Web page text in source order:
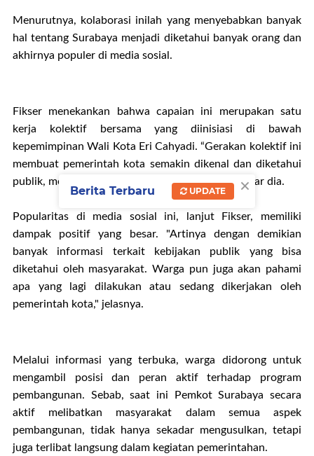
Menurutnya, kolaborasi inilah yang menyebabkan banyak
hal tentang Surabaya menjadi diketahui banyak orang dan
akhirnya populer di media sosial.
Fikser menekankan bahwa capaian ini merupakan satu
kerja kolektif bersama yang diinisiasi di bawah
kepemimpinan Wali Kota Eri Cahyadi. “Gerakan kolektif ini
membuat pemerintah kota semakin dikenal dan diketahui
publik, menjadikannya populer di media sosial,” ujar dia.
Popularitas di media sosial ini, lanjut Fikser, memiliki
dampak positif yang besar. "Artinya dengan demikian
banyak informasi terkait kebijakan publik yang bisa
diketahui oleh masyarakat. Warga pun juga akan pahami
apa yang lagi dilakukan atau sedang dikerjakan oleh
pemerintah kota," jelasnya.
Melalui informasi yang terbuka, warga didorong untuk
mengambil posisi dan peran aktif terhadap program
pembangunan. Sebab, saat ini Pemkot Surabaya secara
aktif melibatkan masyarakat dalam semua aspek
pembangunan, tidak hanya sekadar mengusulkan, tetapi
juga terlibat langsung dalam kegiatan pemerintahan.
×
Berita Terbaru UPDATE